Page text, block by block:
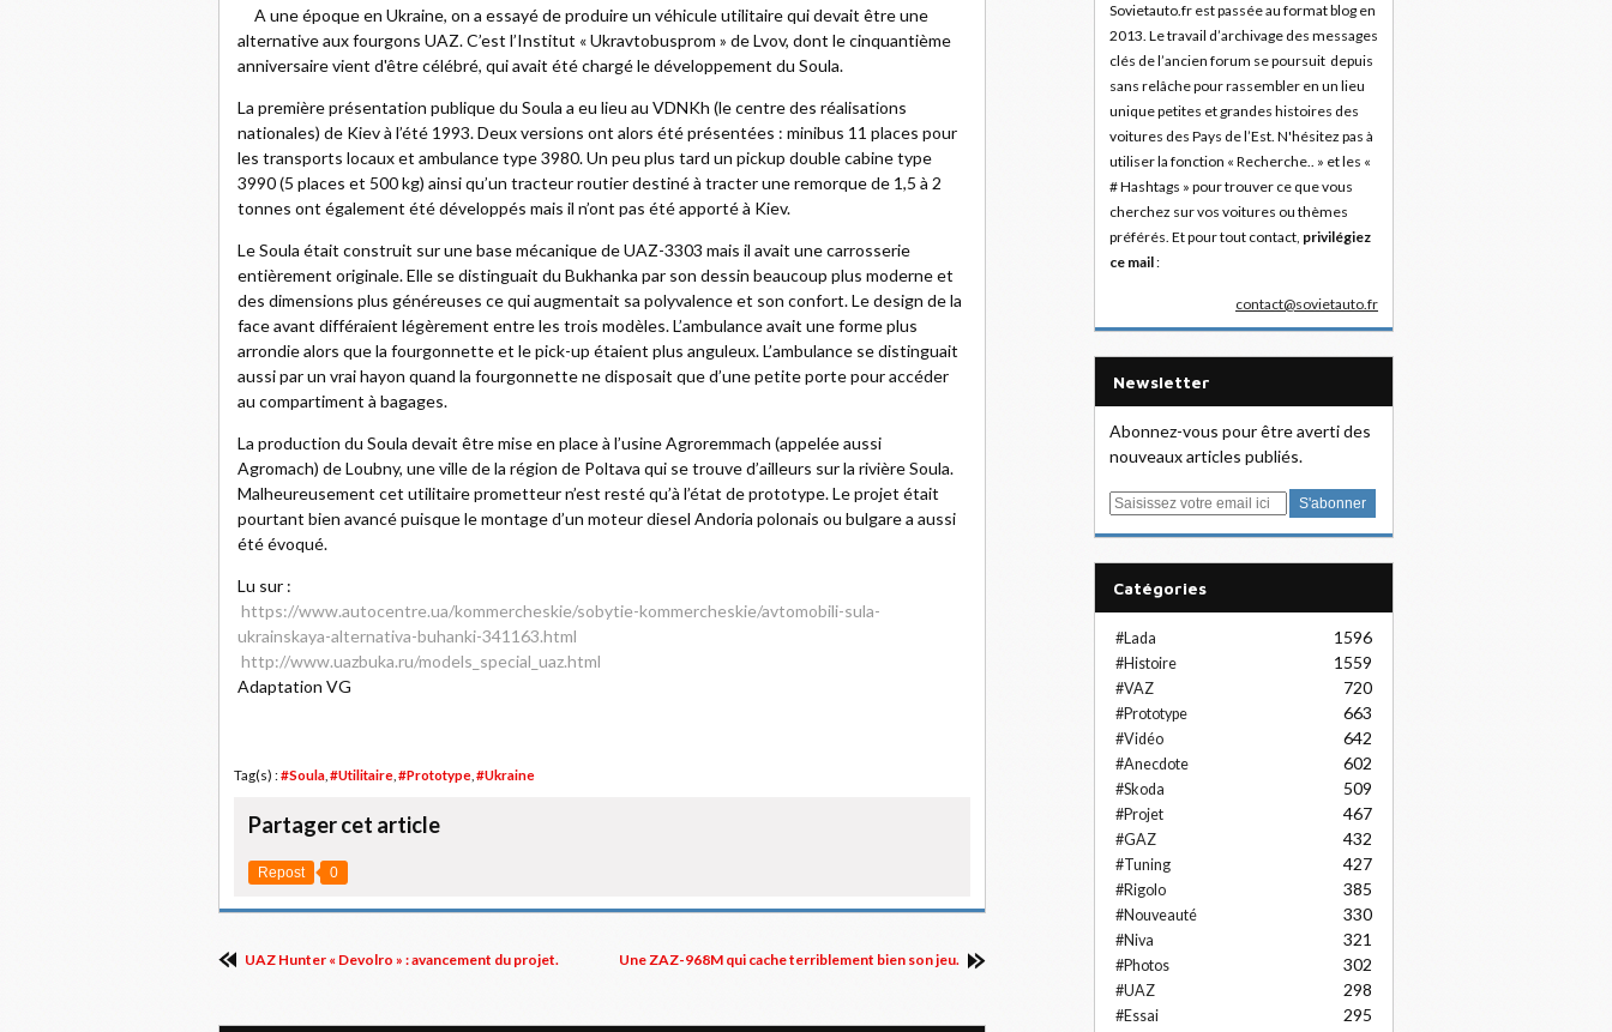
A une époque en Ukraine, on a essayé de produire un véhicule utilitaire qui devait être une
alternative aux fourgons UAZ. C’est l’Institut « Ukravtobusprom » de Lvov, dont le cinquantième
anniversaire vient d'être célébré, qui avait été chargé le développement du Soula.
La première présentation publique du Soula a eu lieu au VDNKh (le centre des réalisations
nationales) de Kiev à l’été 1993. Deux versions ont alors été présentées : minibus 11 places pour
les transports locaux et ambulance type 3980. Un peu plus tard un pickup double cabine type
3990 (5 places et 500 kg) ainsi qu’un tracteur routier destiné à tracter une remorque de 1,5 à 2
tonnes ont également été développés mais il n’ont pas été apporté à Kiev.
Le Soula était construit sur une base mécanique de UAZ-3303 mais il avait une carrosserie
entièrement originale. Elle se distinguait du Bukhanka par son dessin beaucoup plus moderne et
des dimensions plus généreuses ce qui augmentait sa polyvalence et son confort. Le design de la
face avant différaient légèrement entre les trois modèles. L’ambulance avait une forme plus
arrondie alors que la fourgonnette et le pick-up étaient plus anguleux. L’ambulance se distinguait
aussi par un vrai hayon quand la fourgonnette ne disposait que d’une petite porte pour accéder
au compartiment à bagages.
La production du Soula devait être mise en place à l’usine Agroremmach (appelée aussi
Agromach) de Loubny, une ville de la région de Poltava qui se trouve d’ailleurs sur la rivière Soula.
Malheureusement cet utilitaire prometteur n’est resté qu’à l’état de prototype. Le projet était
pourtant bien avancé puisque le montage d’un moteur diesel Andoria polonais ou bulgare a aussi
été évoqué.
Lu sur :
https://www.autocentre.ua/kommercheskie/sobytie-kommercheskie/avtomobili-sula-
ukrainskaya-alternativa-buhanki-341163.html
http://www.uazbuka.ru/models_special_uaz.html
Adaptation VG
Tag(s) : #Soula #Utilitaire #Prototype #Ukraine
Partager cet article
Repost 0
UAZ Hunter « Devolro » : avancement du projet. Une ZAZ-968M qui cache terriblement bien son jeu.
Sovietauto.fr est passée au format blog en
2013. Le travail d’archivage des messages
clés de l’ancien forum se poursuit depuis
sans relâche pour rassembler en un lieu
unique petites et grandes histoires des
voitures des Pays de l’Est. N'hésitez pas à
utiliser la fonction « Recherche.. » et les «
# Hashtags » pour trouver ce que vous
cherchez sur vos voitures ou thèmes
préférés. Et pour tout contact, privilégiez
ce mail:
contact@sovietauto.fr
Newsletter
Abonnez-vous pour être averti des
nouveaux articles publiés.
E
Catégories
#Lada 1596
#Histoire 1559
#VAZ 720
#Prototype 663
#Vidéo 642
#Anecdote 602
#Skoda 509
#Projet 467
#GAZ 432
#Tuning 427
#Rigolo 385
#Nouveauté 330
#Niva 321
#Photos 302
#UAZ 298
#Essai 295